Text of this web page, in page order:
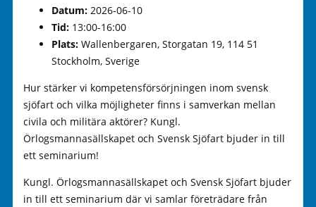
Datum: 2026-06-10
Tid: 13:00-16:00
Plats: Wallenbergaren, Storgatan 19, 114 51
Stockholm, Sverige
Hur stärker vi kompetensförsörjningen inom svensk
sjöfart och vilka möjligheter finns i samverkan mellan
civila och militära aktörer? Kungl.
Örlogsmannasällskapet och Svensk Sjöfart bjuder in till
ett seminarium!
Kungl. Örlogsmannasällskapet och Svensk Sjöfart bjuder
in till ett seminarium där vi samlar företrädare från